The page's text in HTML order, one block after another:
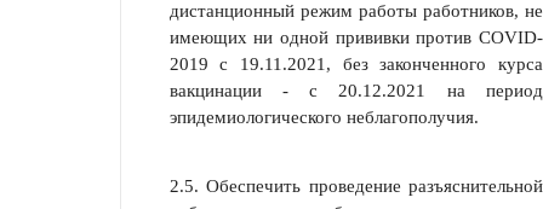
дистанционный режим работы работников, не
имеющих ни одной прививки против COVID-
2019 с 19.11.2021, без законченного курса
вакцинации - с 20.12.2021 на период
эпидемиологического неблагополучия.
2.5. Обеспечить проведение разъяснительной